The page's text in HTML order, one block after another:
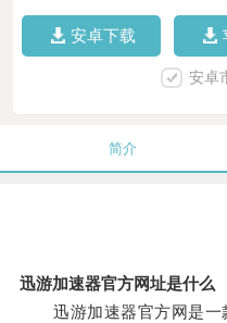
安卓下载
安卓
简介
迅游加速器官方网址是什么
迅游加速器官方网是一